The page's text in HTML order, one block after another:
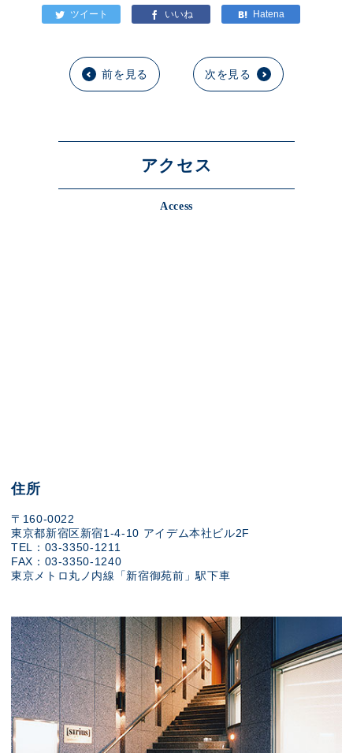
前を見る 次を見る
アクセス
Access
住所
〒160-0022
東京都新宿区新宿1-4-10 アイデム本社ビル2F
TEL：03-3350-1211
FAX：03-3350-1240
東京メトロ丸ノ内線「新宿御苑前」駅下車